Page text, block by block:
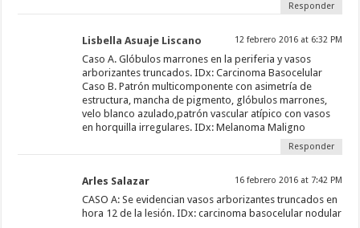
Responder
Lisbella Asuaje Liscano 12 febrero 2016 at 6:32 PM
Caso A. Glóbulos marrones en la periferia y vasos
arborizantes truncados. IDx: Carcinoma Basocelular
Caso B. Patrón multicomponente con asimetría de
estructura, mancha de pigmento, glóbulos marrones,
velo blanco azulado,patrón vascular atípico con vasos
en horquilla irregulares. IDx: Melanoma Maligno
Responder
Arles Salazar 16 febrero 2016 at 7:42 PM
CASO A: Se evidencian vasos arborizantes truncados en
hora 12 de la lesión. IDx: carcinoma basocelular nodular